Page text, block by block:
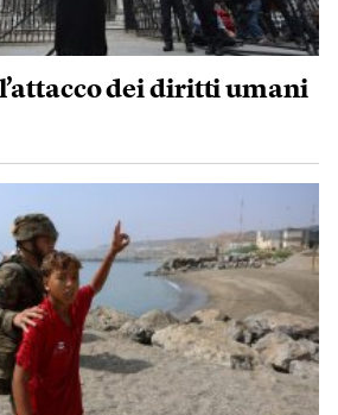
dei diritti umani